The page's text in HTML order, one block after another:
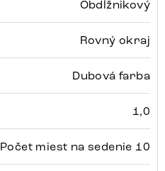
Obdĺžnikový
Rovný okraj
Dubová farba
1,0
Počet miest na sedenie 10